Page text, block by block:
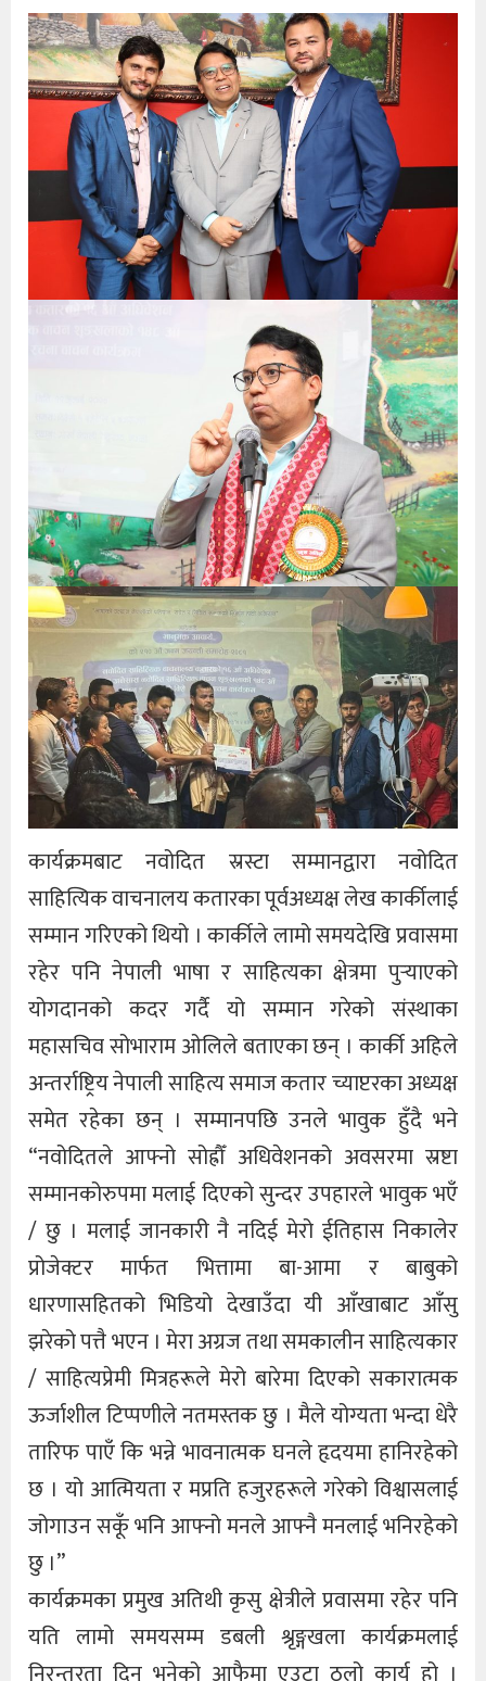
कार्यक्रमबाट नवोदित स्रस्टा सम्मानद्वारा नवोदित
साहित्यिक वाचनालय कतारका पूर्वअध्यक्ष लेख कार्कीलाई
सम्मान गरिएको थियो । कार्कीले लामो समयदेखि प्रवासमा
रहेर पनि नेपाली भाषा र साहित्यका क्षेत्रमा पुर्‍याएको
योगदानको कदर गर्दै यो सम्मान गरेको संस्थाका
महासचिव सोभाराम ओलिले बताएका छन् । कार्की अहिले
अन्तर्राष्ट्रिय नेपाली साहित्य समाज कतार च्याप्टरका अध्यक्ष
समेत रहेका छन् । सम्मानपछि उनले भावुक हुँदै भने
“नवोदितले आफ्नो सोह्रौँ अधिवेशनको अवसरमा स्रष्टा
सम्मानकोरुपमा मलाई दिएको सुन्दर उपहारले भावुक भएँ
/ छु । मलाई जानकारी नै नदिई मेरो ईतिहास निकालेर
प्रोजेक्टर मार्फत भित्तामा बा-आमा र बाबुको
धारणासहितको भिडियो देखाउँदा यी आँखाबाट आँसु
झरेको पत्तै भएन । मेरा अग्रज तथा समकालीन साहित्यकार
/ साहित्यप्रेमी मित्रहरूले मेरो बारेमा दिएको सकारात्मक
ऊर्जाशील टिप्पणीले नतमस्तक छु । मैले योग्यता भन्दा धेरै
तारिफ पाएँ कि भन्ने भावनात्मक घनले हृदयमा हानिरहेको
छ । यो आत्मियता र मप्रति हजुरहरूले गरेको विश्वासलाई
जोगाउन सकूँ भनि आफ्नो मनले आफ्नै मनलाई भनिरहेको
छु ।”
कार्यक्रमका प्रमुख अतिथी कृसु क्षेत्रीले प्रवासमा रहेर पनि
यति लामो समयसम्म डबली श्रृङ्गखला कार्यक्रमलाई